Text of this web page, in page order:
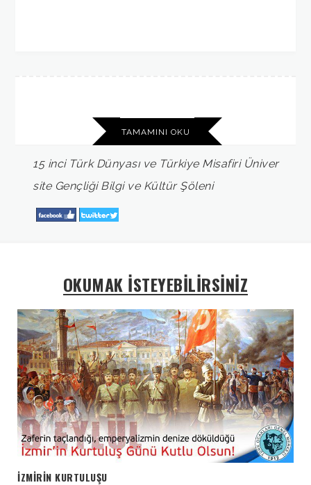
TAMAMINI OKU
15 inci Türk Dünyası ve Türkiye Misafiri Üniver
site Gençliği Bilgi ve Kültür Şöleni
OKUMAK İSTEYEBİLİRSİNİZ
İZMIRIN KURTULUŞU